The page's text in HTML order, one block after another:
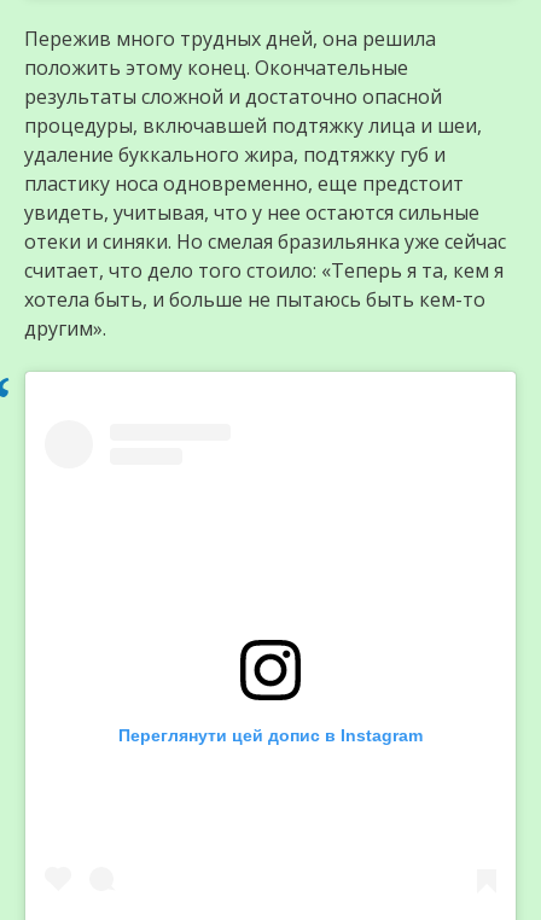
Пережив много трудных дней, она решила
положить этому конец. Окончательные
результаты сложной и достаточно опасной
процедуры, включавшей подтяжку лица и шеи,
удаление буккального жира, подтяжку губ и
пластику носа одновременно, еще предстоит
увидеть, учитывая, что у нее остаются сильные
отеки и синяки. Но смелая бразильянка уже сейчас
считает, что дело того стоило: «Теперь я та, кем я
хотела быть, и больше не пытаюсь быть кем-то
другим».
Переглянути цей допис в Instagram